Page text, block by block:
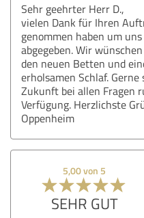
Sehr geehrter Herr D.,
vielen Dank für Ihren
genommen haben um
abgegeben. Wir
den neuen Betten und
erholsamen Schlaf.
Zukunft bei allen Fragen
Verfügung. Herzlichste
Oppenheim
5,00 von 5
SEHR GUT